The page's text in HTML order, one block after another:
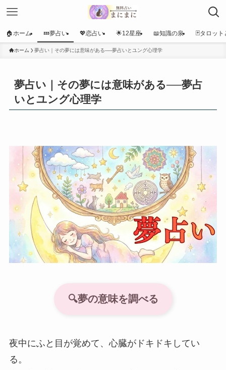
🏠ホーム 💤夢占い 💖恋占い 🌟12星座 📖知識の泉 🃏タロット
ホーム 夢占い｜その夢には意味がある──夢占いとユング心理学
夢占い｜その夢には意味がある──夢占
いとユング心理学
🔍夢の意味を調べる
夜中にふと目が覚めて、心臓がドキドキしてい
る。